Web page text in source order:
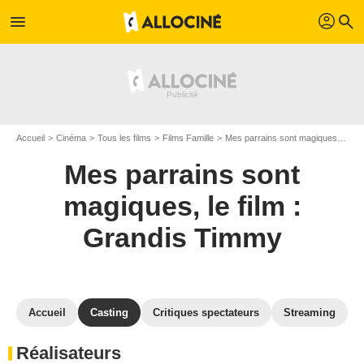
menu profil search
Accueil Cinéma Tous les films Films Famille Mes parrains sont magiques, le film : Grandis Timmy
Mes parrains sont
magiques, le film :
Grandis Timmy
Accueil Casting Critiques spectateurs Streaming
Réalisateurs